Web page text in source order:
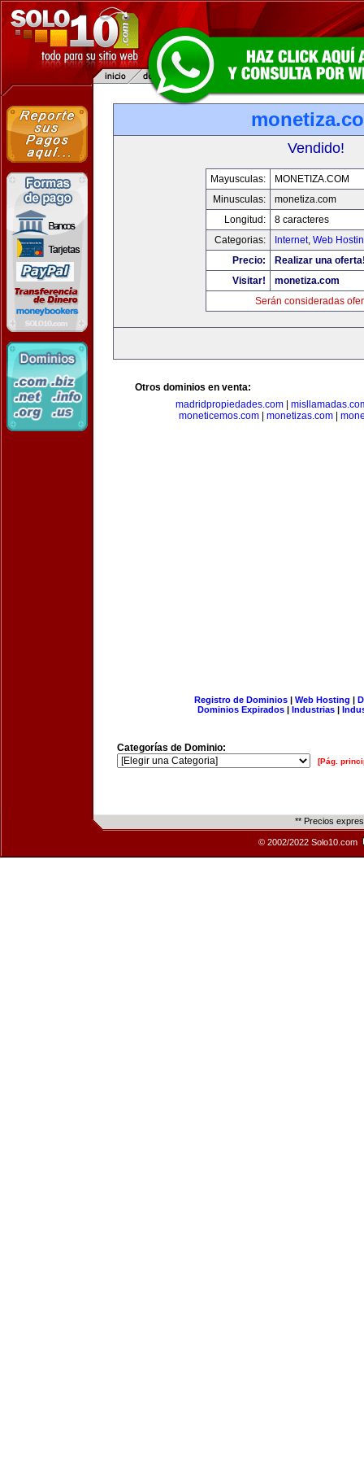
Vendido!
Mayusculas:
MONETIZA.COM
Minusculas:
monetiza.com
Longitud:
8 caracteres
Categorias:
Internet, Web
Precio:
Realizar una
Visitar!
monetiza.com
Serán consideradas
Otros dominios en venta:
madridpropiedades.com|
moneticemos.com| monetizas.com|
Registro de Dominios| Web Hosting |
Dominios Expirados | Industrias |
Categorías de Dominio:
[Pág.
** Precios
© 2002/2022 Solo10.com